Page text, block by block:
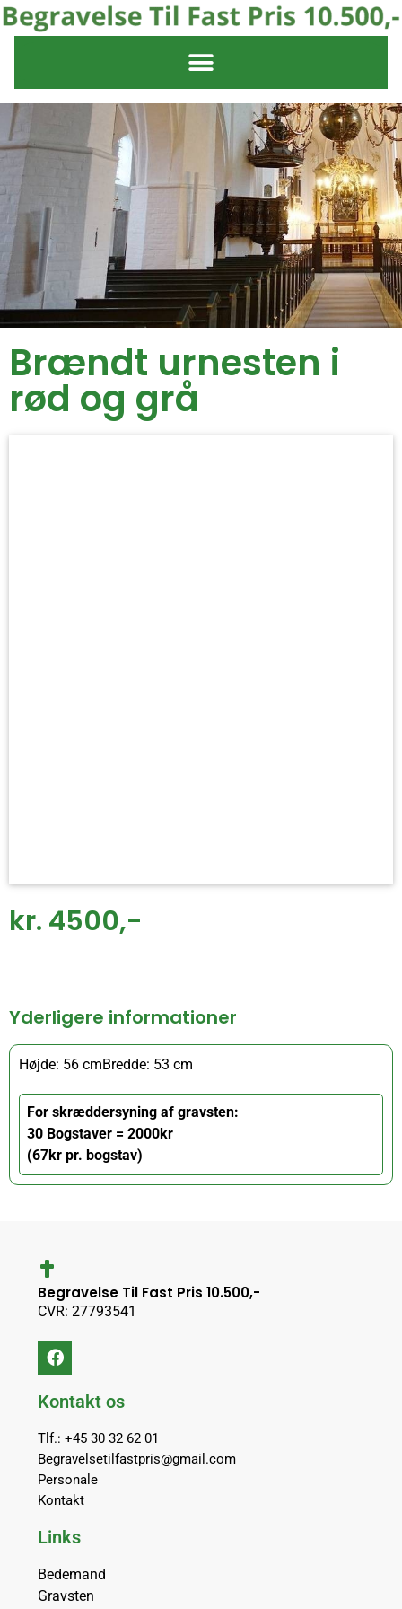
Brændt urnesten i
rød og grå
kr. 4500,-
Yderligere informationer
Højde: 56 cmBredde: 53 cm
For skræddersyning af gravsten:
30 Bogstaver = 2000kr
(67kr pr. bogstav)
Begravelse Til Fast Pris 10.500,-
CVR: 27793541
Kontakt os
Tlf.: +45 30 32 62 01
Begravelsetilfastpris@gmail.com
Personale
Kontakt
Links
Bedemand
Gravsten